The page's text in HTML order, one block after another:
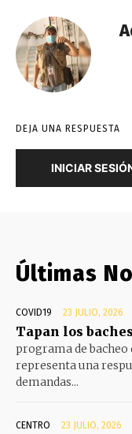
DEJA UNA RESPUESTA
INICIAR
Últimas
COVID19 23 JULIO, 2026
Tapan los
programa de
representa una
demandas...
CENTRO 23 JULIO, 2026